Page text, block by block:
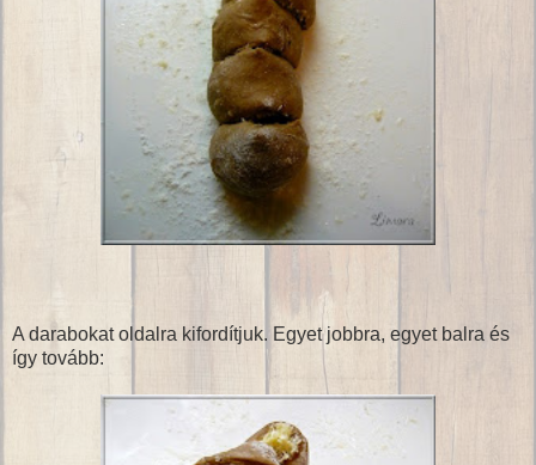
A darabokat oldalra kifordítjuk. Egyet jobbra, egyet balra és
így tovább: